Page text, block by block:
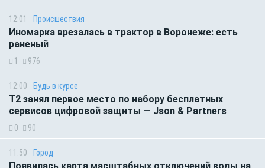
12:01 Происшествия
Иномарка врезалась в трактор в Воронеже: есть
раненый
1 976
12:00 Будь в курсе
Т2 занял первое место по набору бесплатных
сервисов цифровой защиты — Json & Partners
0 90
11:50 Город